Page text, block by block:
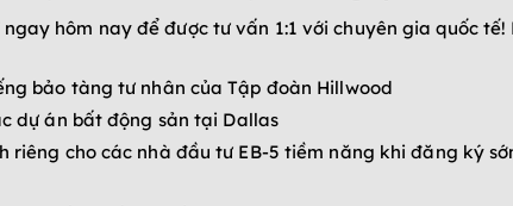
hôm nay để được tư vấn 1:1 với chuyên gia quốc tế!
bảo tàng tư nhân của Tập đoàn Hillwood
dự án bất động sản tại Dallas
riêng cho các nhà đầu tư EB-5 tiềm năng khi đăng ký